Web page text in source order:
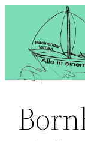
springen